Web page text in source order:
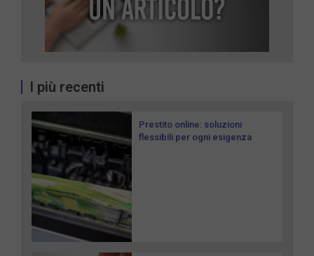
I più recenti
Prestito online: soluzioni
flessibili per ogni esigenza